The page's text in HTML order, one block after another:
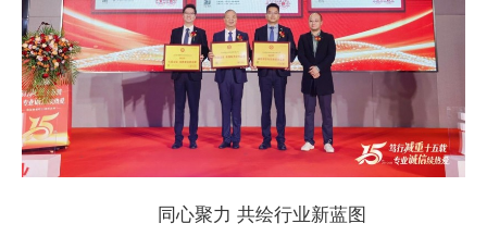
同心聚力 共绘行业新蓝图